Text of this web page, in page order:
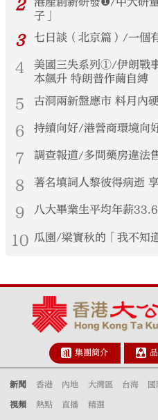
2
子」
3 七日談（北京篇）/一個
4
美國三失系列①/伊朗戰
本飆升 特朗普作繭自縛
5 古洞兩新盤應市 料月內
6 持續向好/港營商環境向
7 調查報道/多間藥房違法
8 著名填詞人黎彼得病逝
9 八大畢業生平均年薪
10 瓜園/梁實秋的「我不知
集團簡介
新聞 香港 內地 大灣區 台海 國
視頻 熱點 直播 精選